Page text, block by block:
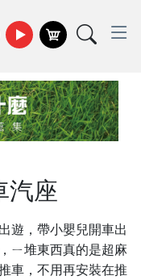
汽座
遊，帶小嬰兒開車出
ㄧ堆東西真的是超麻
車，不用再安裝在推